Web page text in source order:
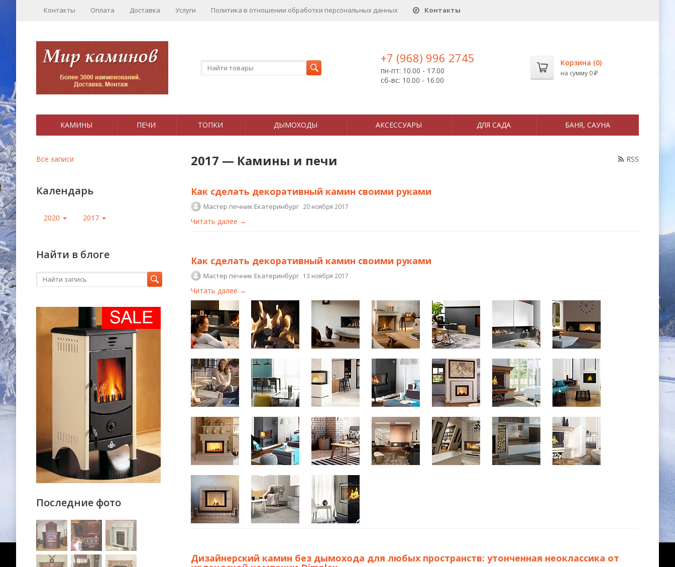
Контакты Оплата Доставка Услуги Политика в отношении обработки персональных данныx Контакты
+7 (968) 996 2745
пн-пт: 10.00 - 17.00
сб-вс: 10.00 - 16.00
Корзина (0)
на сумму 0 ₽
КАМИНЫ ПЕЧИ ТОПКИ ДЫМОХОДЫ АКСЕССУАРЫ ДЛЯ САДА БАНЯ, САУНА
Все записи
Календарь
2020 2017
Найти в блоге
Последние фото
RSS
2017 — Камины и печи
Как сделать декоративный камин своими руками
Мастер печник Екатеринбург 20 ноября 2017
Читать далее →
Как сделать декоративный камин своими руками
Мастер печник Екатеринбург 13 ноября 2017
Читать далее →
Дизайнерский камин без дымохода для любых пространств: утонченная неоклассика от